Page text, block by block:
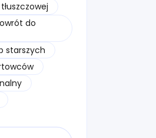
do
starszych